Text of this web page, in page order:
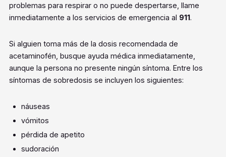
problemas para respirar o no puede despertarse, llame
inmediatamente a los servicios de emergencia al 911.
Si alguien toma más de la dosis recomendada de
acetaminofén, busque ayuda médica inmediatamente,
aunque la persona no presente ningún síntoma. Entre los
síntomas de sobredosis se incluyen los siguientes:
náuseas
vómitos
pérdida de apetito
sudoración